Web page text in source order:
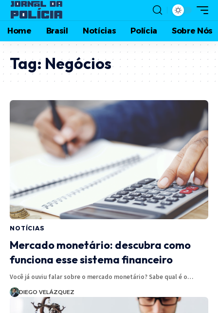
Home Brasil Notícias Polícia Sobre Nós
Tag: Negócios
NOTÍCIAS
Mercado monetário: descubra como
funciona esse sistema financeiro
Você já ouviu falar sobre o mercado monetário? Sabe qual é o…
DIEGO VELÁZQUEZ